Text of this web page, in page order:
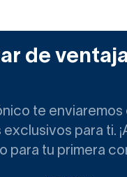
de
te enviaremos
para ti.
para tu primera